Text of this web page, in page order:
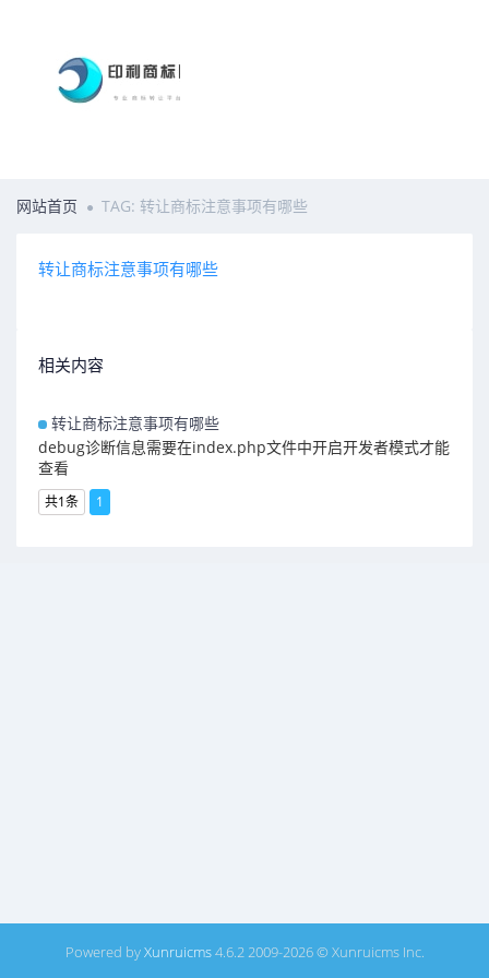
网站首页 TAG: 转让商标注意事项有哪些
转让商标注意事项有哪些
相关内容
转让商标注意事项有哪些
debug诊断信息需要在index.php文件中开启开发者模式才能
查看
共1条 1
Powered byXunruicms4.6.2 2009-2026 © Xunruicms Inc.